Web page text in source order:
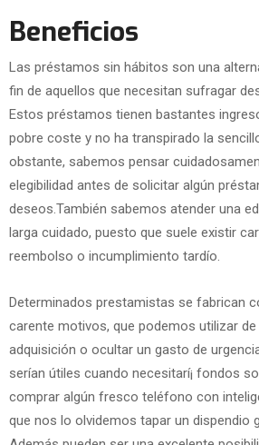
Beneficios
Las préstamos sin hábitos son una
fin de aquellos que necesitan sufragar
Estos préstamos tienen bastantes
pobre coste y no ha transpirado la
obstante, sabemos pensar
elegibilidad antes de solicitar algún
deseos.También sabemos atender una
larga cuidado, puesto que suele existir
reembolso o incumplimiento tardío.
Determinados prestamistas se fabrican
carente motivos, que podemos utilizar de
adquisición o ocultar un gasto de
serían útiles cuando necesitarí¡ fondos
comprar algún fresco teléfono con
que nos lo olvidemos tapar un dispendio